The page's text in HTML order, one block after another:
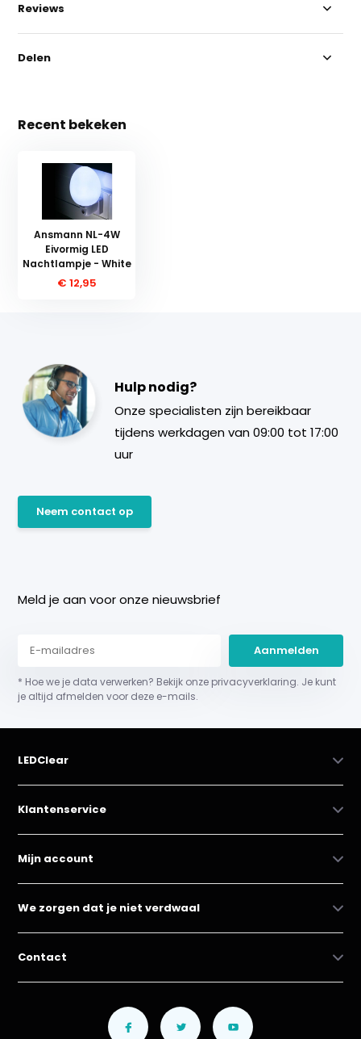
Reviews
Delen
Recent bekeken
Ansmann NL-4W
Eivormig LED
Nachtlampje - White
€ 12,95
Hulp nodig?
Onze specialisten zijn bereikbaar
tijdens werkdagen van 09:00 tot 17:00
uur
Neem contact op
Meld je aan voor onze nieuwsbrief
Aanmelden
* Hoe we je data verwerken? Bekijk onze privacyverklaring. Je kunt
je altijd afmelden voor deze e-mails.
LEDClear
Klantenservice
Mijn account
We zorgen dat je niet verdwaal
Contact